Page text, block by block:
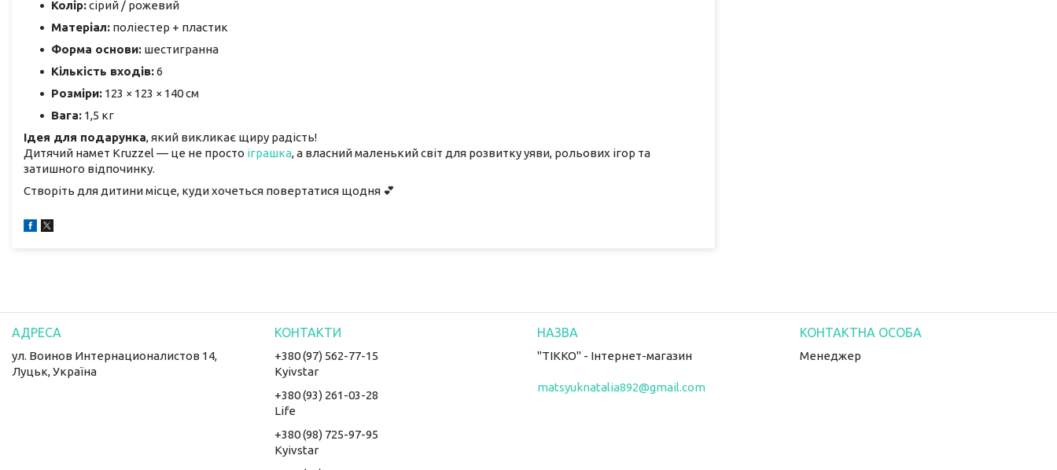
Колір:сірий / рожевий
Матеріал: поліестер + пластик
Форма основи: шестигранна
Кількість входів:6
Розміри: 123 × 123 × 140 см
Вага: 1,5 кг
Ідея для подарунка, який викликає щиру радість!
Дитячий намет Kruzzel — це не просто іграшка, а власний маленький світ для розвитку уяви, рольових ігор та
затишного відпочинку.
Створіть для дитини місце, куди хочеться повертатися щодня 💕
ул. Воинов Интернационалистов 14,
Луцьк, Україна
+380 (97) 562-77-15
Kyivstar
+380 (93) 261-03-28
Life
+380 (98) 725-97-95
Kyivstar
"ТІККО" - Інтернет-магазин
matsyuknatalia892@gmail.com
Менеджер